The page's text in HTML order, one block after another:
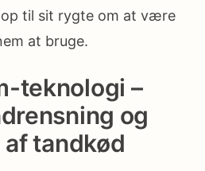
til sit rygte om at være
at bruge.
teknologi –
og
tandkød